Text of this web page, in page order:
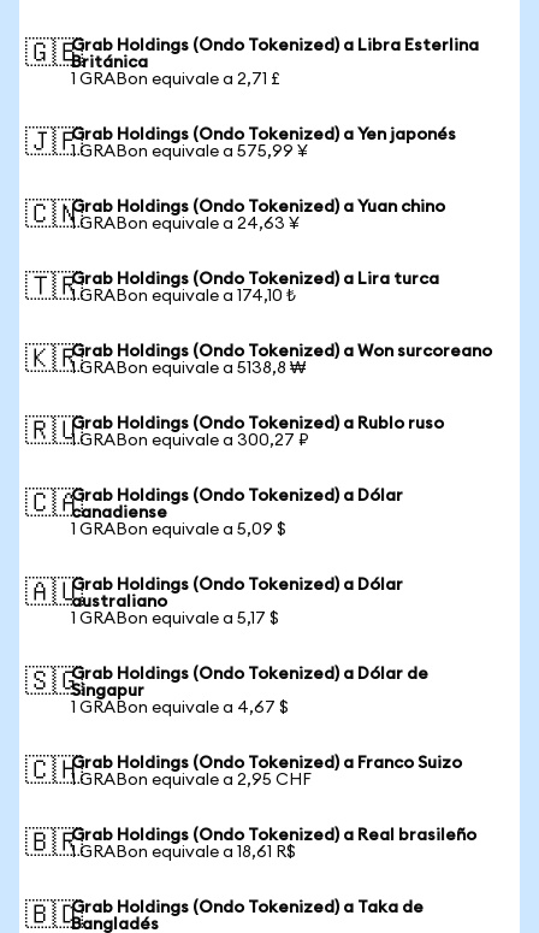
🇬🇧Grab Holdings (Ondo Tokenized) a Libra Esterlina
Británica
1 GRABon equivale a 2,71 £
🇯🇵Grab Holdings (Ondo Tokenized) a Yen japonés
1 GRABon equivale a 575,99 ¥
🇨🇳Grab Holdings (Ondo Tokenized) a Yuan chino
1 GRABon equivale a 24,63 ¥
🇹🇷Grab Holdings (Ondo Tokenized) a Lira turca
1 GRABon equivale a 174,10 ₺
🇰🇷Grab Holdings (Ondo Tokenized) a Won surcoreano
1 GRABon equivale a 5138,8 ₩
🇷🇺Grab Holdings (Ondo Tokenized) a Rublo ruso
1 GRABon equivale a 300,27 ₽
🇨🇦Grab Holdings (Ondo Tokenized) a Dólar
canadiense
1 GRABon equivale a 5,09 $
🇦🇺Grab Holdings (Ondo Tokenized) a Dólar
australiano
1 GRABon equivale a 5,17 $
🇸🇬Grab Holdings (Ondo Tokenized) a Dólar de
Singapur
1 GRABon equivale a 4,67 $
🇨🇭Grab Holdings (Ondo Tokenized) a Franco Suizo
1 GRABon equivale a 2,95 CHF
🇧🇷Grab Holdings (Ondo Tokenized) a Real brasileño
1 GRABon equivale a 18,61 R$
🇧🇩Grab Holdings (Ondo Tokenized) a Taka de
Bangladés